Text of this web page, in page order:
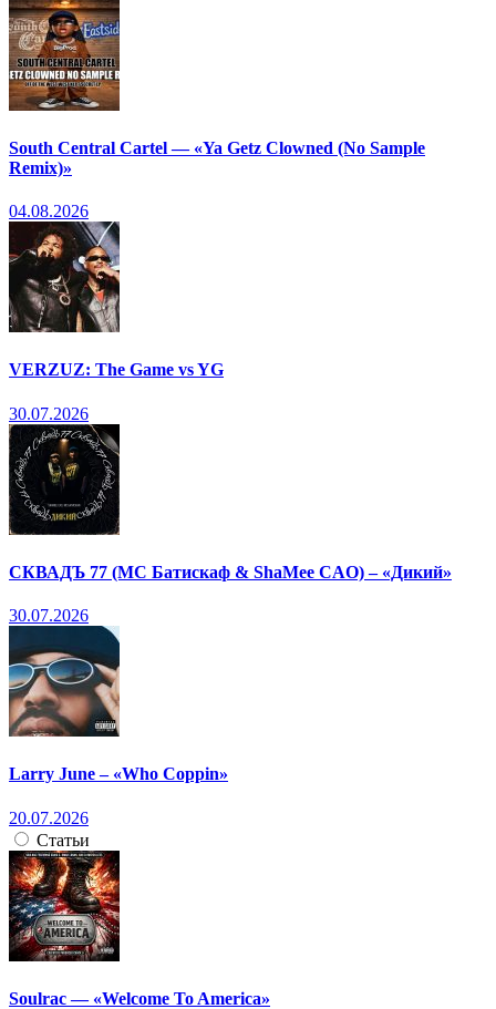
South Central Cartel — «Ya Getz Clowned (No Sample
Remix)»
04.08.2026
VERZUZ: The Game vs YG
30.07.2026
СКВАДЪ 77 (МС Батискаф & ShaMee CAO) – «Дикий»
30.07.2026
Larry June – «Who Coppin»
20.07.2026
Статьи
Soulrac — «Welcome To America»